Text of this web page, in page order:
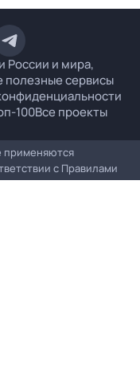
России и мира,
полезные сервисы
100Все проекты
применяются
с Правилами